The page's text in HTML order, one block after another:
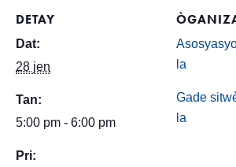
DETAY
Dat:
28 jen
Tan:
5:00 pm - 6:00 pm
Pri:
la
Gade
la